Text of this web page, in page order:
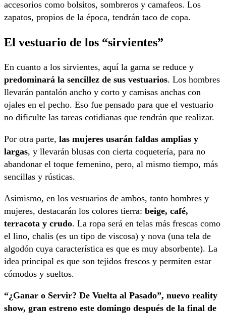
accesorios como bolsitos, sombreros y camafeos. Los
zapatos, propios de la época, tendrán taco de copa.
El vestuario de los “sirvientes”
En cuanto a los sirvientes, aquí la gama se reduce y
predominará la sencillez de sus vestuarios. Los hombres
llevarán pantalón ancho y corto y camisas anchas con
ojales en el pecho. Eso fue pensado para que el vestuario
no dificulte las tareas cotidianas que tendrán que realizar.
Por otra parte, las mujeres usarán faldas amplias y
largas, y llevarán blusas con cierta coquetería, para no
abandonar el toque femenino, pero, al mismo tiempo, más
sencillas y rústicas.
Asimismo, en los vestuarios de ambos, tanto hombres y
mujeres, destacarán los colores tierra: beige, café,
terracota y crudo. La ropa será en telas más frescas como
el lino, chalis (es un tipo de viscosa) y nova (una tela de
algodón cuya característica es que es muy absorbente). La
idea principal es que son tejidos frescos y permiten estar
cómodos y sueltos.
“¿Ganar o Servir? De Vuelta al Pasado”, nuevo reality
show, gran estreno este domingo después de la final de